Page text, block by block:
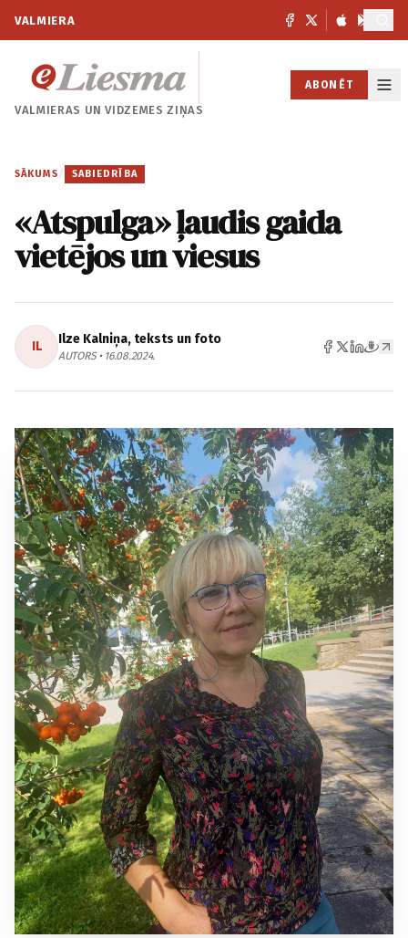
VALMIERA
VALMIERAS UNVIDZEMES ZIŅAS
ABONĒT
SĀKUMS / SABIEDRĪBA
«Atspulga» ļaudis gaida
vietējos un viesus
IL Ilze Kalniņa, teksts un foto
AUTORS • 16.08.2024.